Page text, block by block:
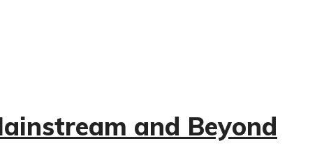
and Beyond